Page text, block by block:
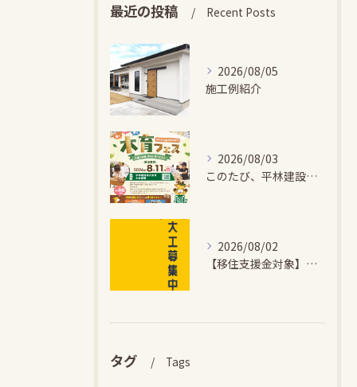
最近の投稿 Recent Posts
2026/08/05
施工例紹介
2026/08/03
このたび、平林建設では、お子さまが木とふれあい・木について学...
2026/08/02
【移住支援金対象】【未経験歓迎】大多喜町で「見えないところも...
タグ Tags